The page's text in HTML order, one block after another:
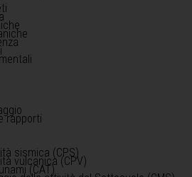
rapporti
sismica (CPS)
vulcanica (CPV)
(CAT)